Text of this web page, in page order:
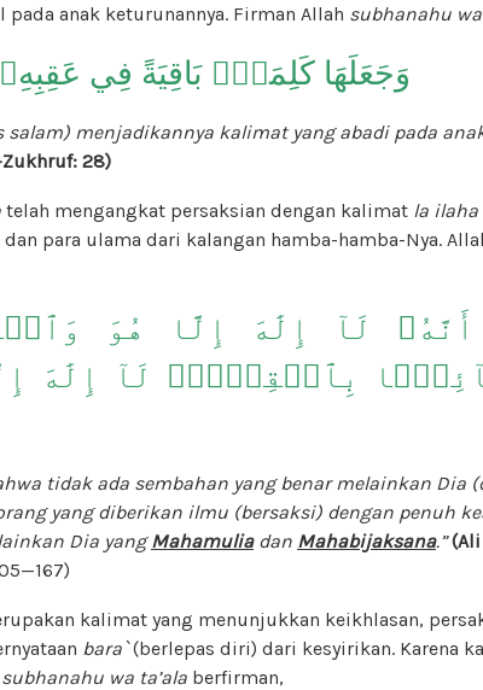
anak keturunannya. Firman Allah subhanahu wa
وَجَعَلَهَا كَلِمَةَۢ بَاقِيَةً فِي
salam) menjadikannya kalimat yang abadi pada
28)
telah mengangkat persaksian dengan kalimat la
para ulama dari kalangan hamba-hamba-Nya.
لَآ إِلَٰهَ إِلَّا هُوَ
بِٱلۡقِسۡطِۚ لَآ إِلَٰهَ
tidak ada sembahan yang benar melainkan Dia
yang diberikan ilmu (bersaksi) dengan penuh
Dia yang Mahamuliadan Mahabijaksana.”
kalimat yang menunjukkan keikhlasan,
bara`(berlepas diri) dari kesyirikan. Karena
subhanahu wa ta’ala berfirman,